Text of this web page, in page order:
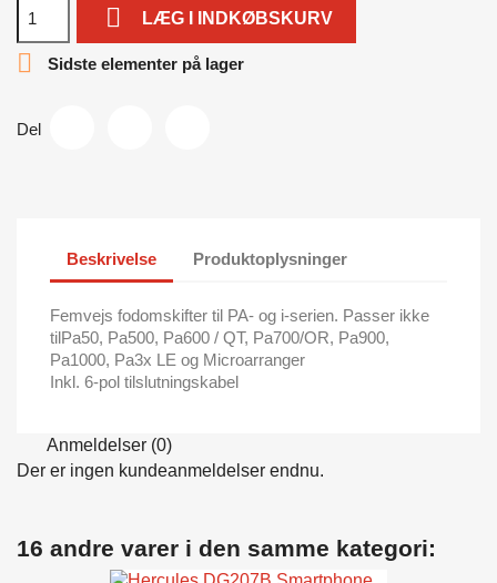
 LÆG I INDKØBSKURV
 Sidste elementer på lager
Del
Beskrivelse Produktoplysninger
Femvejs fodomskifter til PA- og i-serien. Passer ikke
tilPa50, Pa500, Pa600 / QT, Pa700/OR, Pa900,
Pa1000, Pa3x LE og Microarranger
Inkl. 6-pol tilslutningskabel
Anmeldelser (0)
Der er ingen kundeanmeldelser endnu.
16 andre varer i den samme kategori: